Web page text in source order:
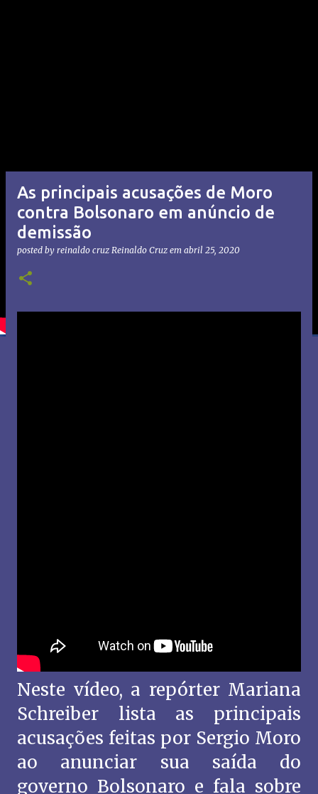
As principais acusações de Moro
contra Bolsonaro em anúncio de
demissão
posted by reinaldo cruz Reinaldo Cruz em abril 25, 2020
Neste vídeo, a repórter Mariana
Schreiber lista as principais
acusações feitas por Sergio Moro
ao anunciar sua saída do
governo Bolsonaro e fala sobre